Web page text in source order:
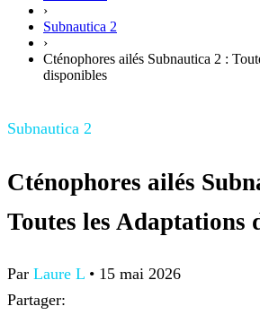
›
Subnautica 2
›
Cténophores ailés Subnautica 2 :
disponibles
Subnautica 2
Cténophores ailés
Toutes les Adaptations
Par Laure L • 15 mai 2026
Partager: